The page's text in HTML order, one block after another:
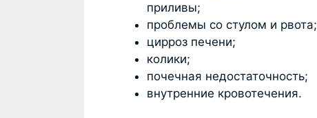
приливы;
проблемы со стулом и рвота;
цирроз печени;
колики;
почечная недостаточность;
внутренние кровотечения.